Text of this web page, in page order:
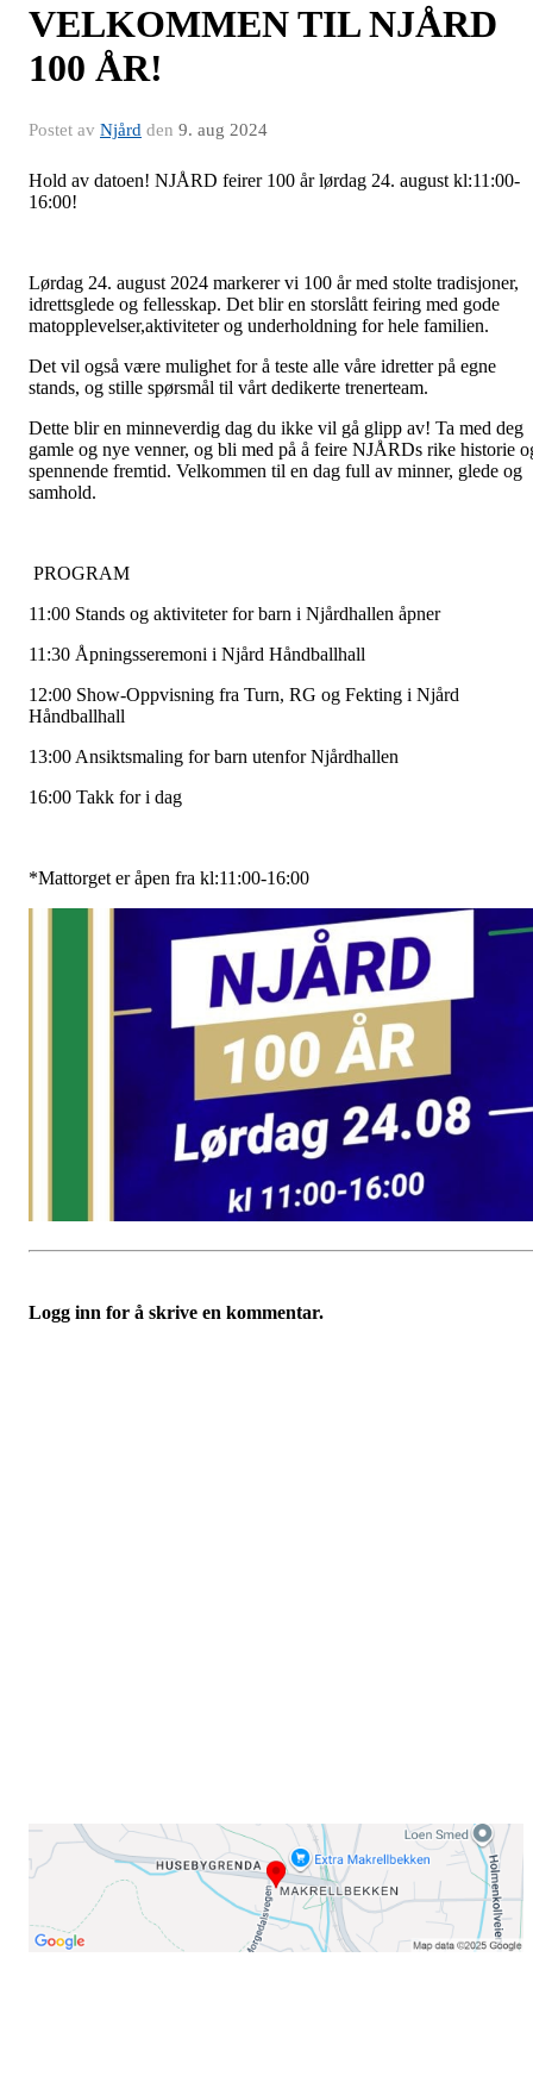
VELKOMMEN TIL NJÅRD
100 ÅR!
Postet av Njård den 9. aug 2024
Hold av datoen! NJÅRD feirer 100 år lørdag 24. august kl:11:00-
16:00!
Lørdag 24. august 2024 markerer vi 100 år med stolte tradisjoner,
idrettsglede og fellesskap. Det blir en storslått feiring med gode
matopplevelser,aktiviteter og underholdning for hele familien.
Det vil også være mulighet for å teste alle våre idretter på egne
stands, og stille spørsmål til vårt dedikerte trenerteam.
Dette blir en minneverdig dag du ikke vil gå glipp av! Ta med deg
gamle og nye venner, og bli med på å feire NJÅRDs rike historie
spennende fremtid. Velkommen til en dag full av minner, glede og
samhold.
PROGRAM
11:00 Stands og aktiviteter for barn i Njårdhallen åpner
11:30 Åpningsseremoni i Njård Håndballhall
12:00 Show-Oppvisning fra Turn, RG og Fekting i Njård
Håndballhall
13:00 Ansiktsmaling for barn utenfor Njårdhallen
16:00 Takk for i dag
*Mattorget er åpen fra kl:11:00-16:00
Logg inn for å skrive en kommentar.